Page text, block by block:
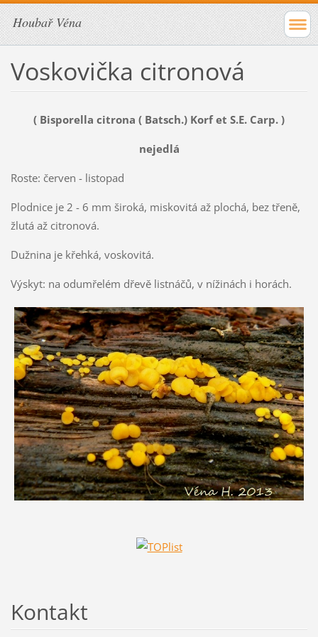
Houbař Véna
Voskovička citronová
( Bisporella citrona ( Batsch.) Korf et S.E. Carp. )
nejedlá
Roste: červen - listopad
Plodnice je 2 - 6 mm široká, miskovitá až plochá, bez třeně,
žlutá až citronová.
Dužnina je křehká, voskovitá.
Výskyt: na odumřelém dřevě listnáčů, v nížinách i horách.
Kontakt